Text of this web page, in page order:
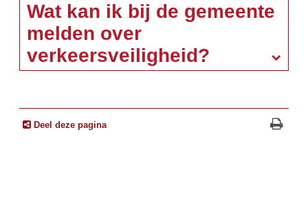
Wat kan ik bij de gemeente
melden over
verkeersveiligheid?
Deel deze pagina